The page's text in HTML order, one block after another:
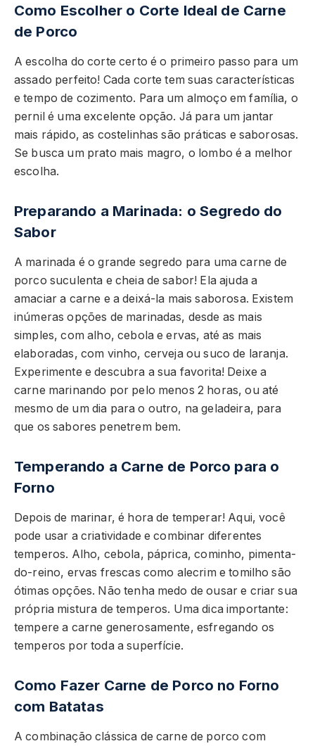
Como Escolher o Corte Ideal de Carne
de Porco
A escolha do corte certo é o primeiro passo para um
assado perfeito! Cada corte tem suas características
e tempo de cozimento. Para um almoço em família, o
pernil é uma excelente opção. Já para um jantar
mais rápido, as costelinhas são práticas e saborosas.
Se busca um prato mais magro, o lombo é a melhor
escolha.
Preparando a Marinada: o Segredo do
Sabor
A marinada é o grande segredo para uma carne de
porco suculenta e cheia de sabor! Ela ajuda a
amaciar a carne e a deixá-la mais saborosa. Existem
inúmeras opções de marinadas, desde as mais
simples, com alho, cebola e ervas, até as mais
elaboradas, com vinho, cerveja ou suco de laranja.
Experimente e descubra a sua favorita! Deixe a
carne marinando por pelo menos 2 horas, ou até
mesmo de um dia para o outro, na geladeira, para
que os sabores penetrem bem.
Temperando a Carne de Porco para o
Forno
Depois de marinar, é hora de temperar! Aqui, você
pode usar a criatividade e combinar diferentes
temperos. Alho, cebola, páprica, cominho, pimenta-
do-reino, ervas frescas como alecrim e tomilho são
ótimas opções. Não tenha medo de ousar e criar sua
própria mistura de temperos. Uma dica importante:
tempere a carne generosamente, esfregando os
temperos por toda a superfície.
Como Fazer Carne de Porco no Forno
com Batatas
A combinação clássica de carne de porco com